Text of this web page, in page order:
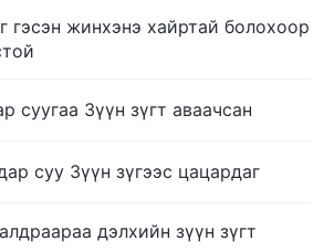
гэсэн жинхэнэ хайртай болохоор
суугаа Зүүн зүгт аваачсан
суу Зүүн зүгээс цацардаг
дэлхийн зүүн зүгт